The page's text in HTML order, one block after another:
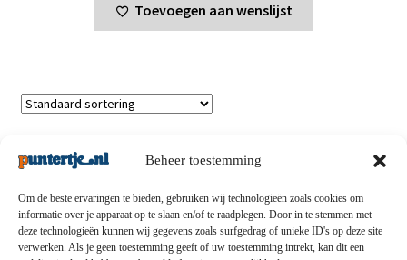
Beheer toestemming
Om de beste ervaringen te bieden, gebruiken wij technologieën zoals cookies om
informatie over je apparaat op te slaan en/of te raadplegen. Door in te stemmen met
deze technologieën kunnen wij gegevens zoals surfgedrag of unieke ID's op deze site
verwerken. Als je geen toestemming geeft of uw toestemming intrekt, kan dit een
Toevoegen aan wenslijst
Privacybeleid-Verzending en retouren-Algemene